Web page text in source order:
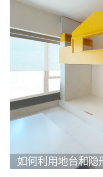
如何利用地台和隐